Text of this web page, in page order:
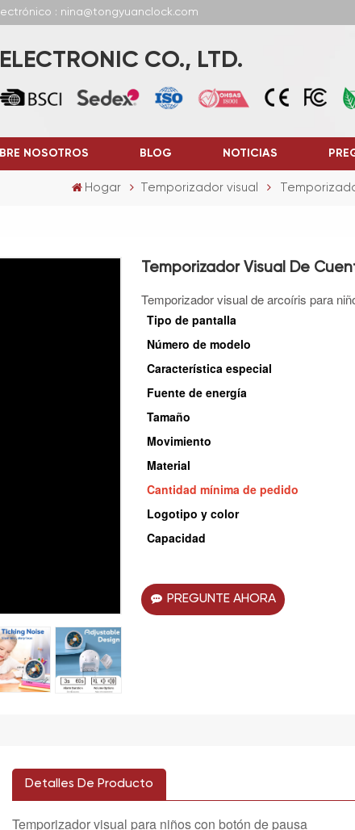
: nina@tongyuanclock.com
CO., LTD.
NOSOTROS BLOG NOTICIAS
Hogar Temporizador visual
Temporizador Visual De
Temporizador visual de arcoíris para
Tipo de pantalla
Número de modelo
Característica especial
Fuente de energía
Tamaño
Movimiento
Material
Cantidad mínima de pedido
Logotipo y color
Capacidad
PREGUNTE AHORA
Detalles De Producto
Temporizador visual para niños con botón de pausa